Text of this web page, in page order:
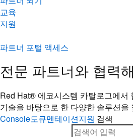
교육
지원
파트너 포털 액세스
전문 파트너와 협력
Red Hat® 에코시스템 카탈로그에서
기술을 바탕으로 한 다양한 솔루션을
Console도큐멘테이션지원 검색